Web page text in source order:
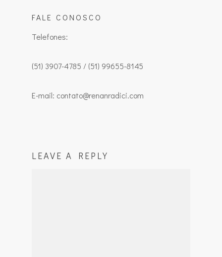
FALE CONOSCO
Telefones:
(51) 3907-4785 / (51) 99655-8145
E-mail: contato@renanradici.com
LEAVE A REPLY